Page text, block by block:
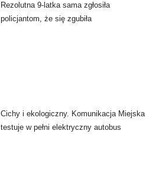
Rezolutna 9-latka sama zgłosiła
policjantom, że się zgubiła
Cichy i ekologiczny. Komunikacja Miejska
testuje w pełni elektryczny autobus